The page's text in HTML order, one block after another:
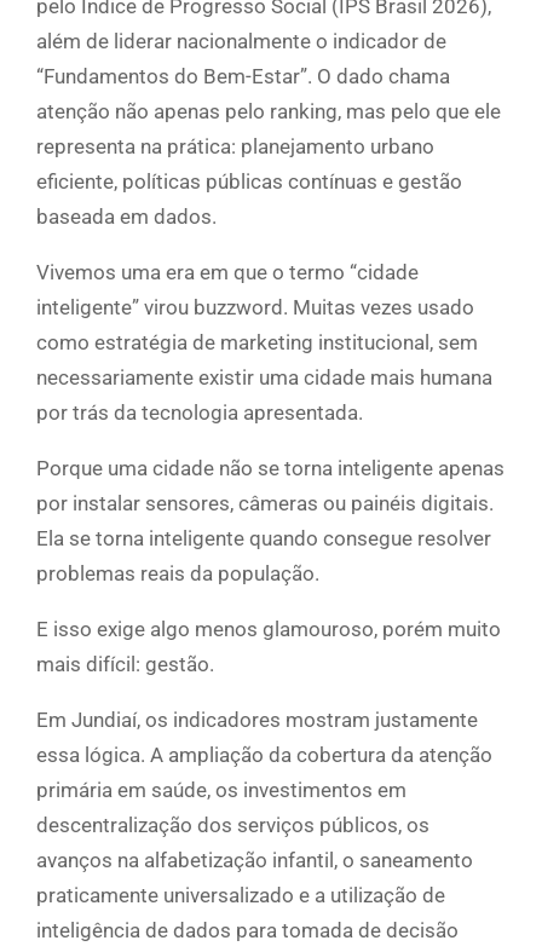
pelo Índice de Progresso Social (IPS Brasil 2026),
além de liderar nacionalmente o indicador de
“Fundamentos do Bem-Estar”. O dado chama
atenção não apenas pelo ranking, mas pelo que ele
representa na prática: planejamento urbano
eficiente, políticas públicas contínuas e gestão
baseada em dados.
Vivemos uma era em que o termo “cidade
inteligente” virou buzzword. Muitas vezes usado
como estratégia de marketing institucional, sem
necessariamente existir uma cidade mais humana
por trás da tecnologia apresentada.
Porque uma cidade não se torna inteligente apenas
por instalar sensores, câmeras ou painéis digitais.
Ela se torna inteligente quando consegue resolver
problemas reais da população.
E isso exige algo menos glamouroso, porém muito
mais difícil: gestão.
Em Jundiaí, os indicadores mostram justamente
essa lógica. A ampliação da cobertura da atenção
primária em saúde, os investimentos em
descentralização dos serviços públicos, os
avanços na alfabetização infantil, o saneamento
praticamente universalizado e a utilização de
inteligência de dados para tomada de decisão